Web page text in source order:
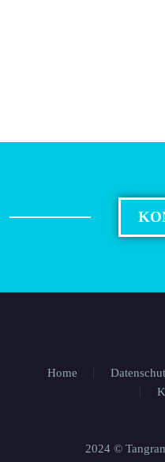
Home
2024 ©